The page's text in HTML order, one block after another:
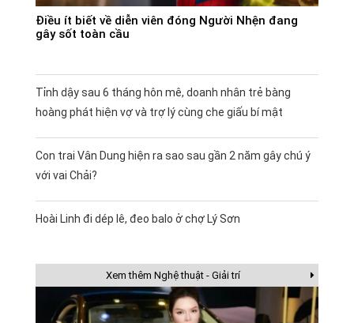
Điều ít biết về diễn viên đóng Người Nhện đang
gây sốt toàn cầu
Tỉnh dậy sau 6 tháng hôn mê, doanh nhân trẻ bàng
hoàng phát hiện vợ và trợ lý cùng che giấu bí mật
Con trai Vân Dung hiện ra sao sau gần 2 năm gây chú ý
với vai Chải?
Hoài Linh đi dép lê, đeo balo ở chợ Lý Sơn
Xem thêm Nghệ thuật - Giải trí